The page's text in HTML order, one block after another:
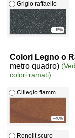
Grigio raffaello
+15%
Colori Legno o
metro quadro)
colori ramati)
Ciliegio fiamm
+40%
Renolit scuro